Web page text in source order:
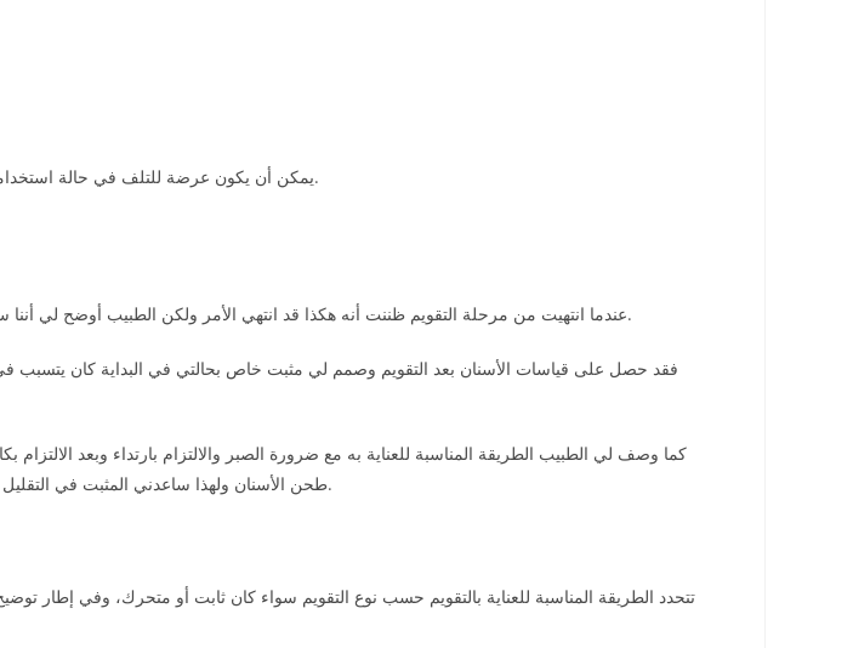
يمكن أن يكون عرضة للتلف في حالة استخدامه بشكل غير صحيح مثل تناول الأطعمة الصلبة عند تناوله أو المشروبات التي تترك تصبغات وغيره.
عندما انتهيت من مرحلة التقويم ظننت أنه هكذا قد انتهي الأمر ولكن الطبيب أوضح لي أننا سنبدأ مرحلة جديدة ولكنها مرحلة ممتعة لا يوجد بها ألم ولكنها سوف تحافظ على صحة وجمال الأسنان.
فقد حصل على قياسات الأسنان بعد التقويم وصمم لي مثبت خاص بحالتي في البداية كان
كما وصف لي الطبيب الطريقة المناسبة للعناية به مع ضرورة الصبر والالتزام بارتداء وبعد
طحن الأسنان ولهذا ساعدني المثبت في التقليل من هذه المشكلة فضلًا عن دوره في الحفاظ على شكل الأسنان مرتبة ومنتظمة لضمان أفضل النتائج.
تتحدد الطريقة المناسبة للعناية بالتقويم حسب نوع التقويم سواء كان ثابت أو متحرك، وفي إطار